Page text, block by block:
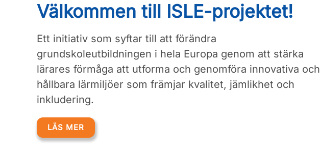
Välkommen till ISLE-projektet!
Ett initiativ som syftar till att förändra
grundskoleutbildningen i hela Europa genom att stärka
lärares förmåga att utforma och genomföra innovativa och
hållbara lärmiljöer som främjar kvalitet, jämlikhet och
inkludering.
LÄS MER